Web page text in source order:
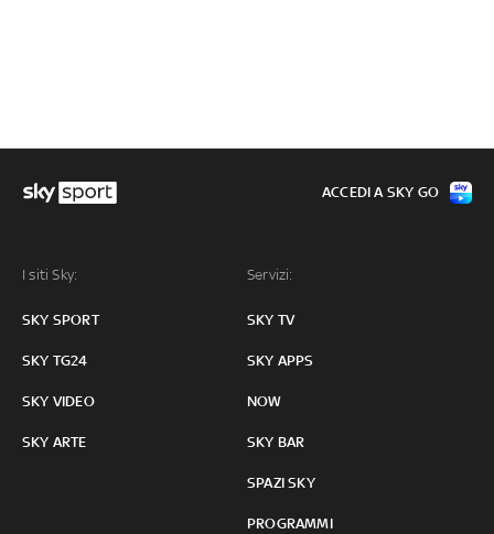
I siti Sky:
SKY SPORT
SKY TG24
SKY VIDEO
SKY ARTE
Servizi:
SKY TV
SKY APPS
NOW
SKY BAR
SPAZI SKY
PROGRAMMI
ACCEDI A SKY GO